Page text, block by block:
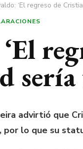
‘El regreso de
sería
advirtió que
por lo que su